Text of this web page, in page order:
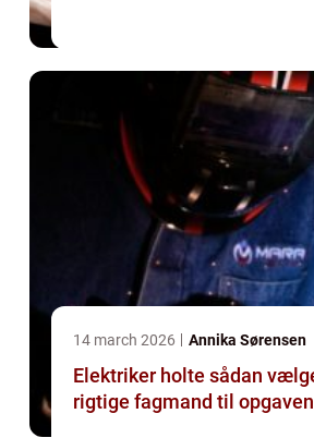
14 march 2026 Annika Sørensen
Elektriker holte sådan vælger du den
rigtige fagmand til opgaven